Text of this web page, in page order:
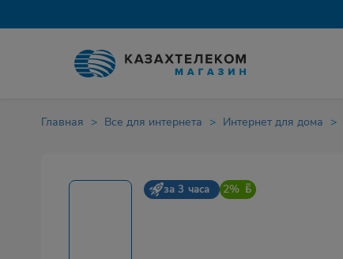
Главная Все для интернета Интернет для дома
за 3 часа 2%